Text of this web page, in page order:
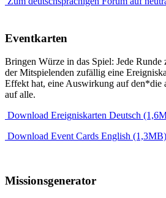
Eventkarten
Bringen Würze in das Spiel: Jede Runde
der Mitspielenden zufällig eine
Effekt hat, eine Auswirkung auf den*die
auf alle.
Download Ereigniskarten Deutsch
Download Event Cards English (1,3MB)
Missionsgenerator